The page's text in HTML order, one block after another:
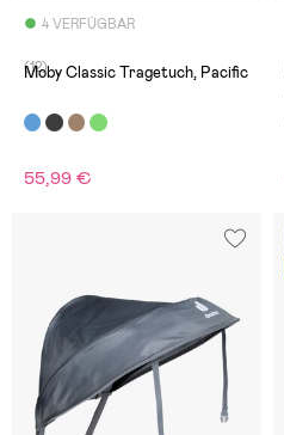
4 VERFÜGBAR
(12)
Moby Classic Tragetuch, Pacific
55,99 €